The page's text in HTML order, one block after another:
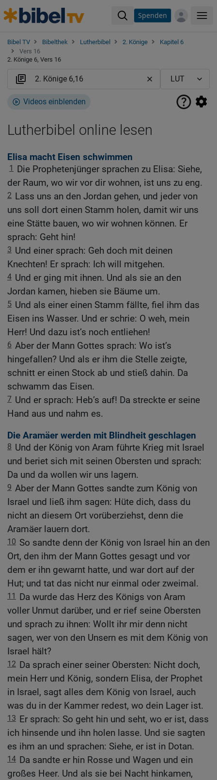
Spenden
Bibel TV Bibelthek Lutherbibel 2. Könige
Kapitel 6
Vers 16
2. Könige 6, Vers 16
Videos einblenden
Lutherbibel online lesen
Elisa macht Eisen schwimmen
1
Die Prophetenjünger sprachen zu Elisa: Siehe,
der Raum, wo wir vor dir wohnen, ist uns zu eng.
2 Lass uns an den Jordan gehen, und jeder von
uns soll dort einen Stamm holen, damit wir uns
eine Stätte bauen, wo wir wohnen können. Er
sprach: Geht hin!
3 Und einer sprach: Geh doch mit deinen
Knechten! Er sprach: Ich will mitgehen.
4 Und er ging mit ihnen. Und als sie an den
Jordan kamen, hieben sie Bäume um.
5 Und als einer einen Stamm fällte, fiel ihm das
Eisen ins Wasser. Und er schrie: O weh, mein
Herr! Und dazu ist’s noch entliehen!
6 Aber der Mann Gottes sprach: Wo ist’s
hingefallen? Und als er ihm die Stelle zeigte,
schnitt er einen Stock ab und stieß dahin. Da
schwamm das Eisen.
7 Und er sprach: Heb’s auf! Da streckte er seine
Hand aus und nahm es.
Die Aramäer werden mit Blindheit geschlagen
8 Und der König von Aram führte Krieg mit Israel
und beriet sich mit seinen Obersten und sprach:
Da und da wollen wir uns lagern.
9 Aber der Mann Gottes sandte zum König von
Israel und ließ ihm sagen: Hüte dich, dass du
nicht an diesem Ort vorüberziehst, denn die
Aramäer lauern dort.
10 So sandte denn der König von Israel hin an den
Ort, den ihm der Mann Gottes gesagt und vor
dem er ihn gewarnt hatte, und war dort auf der
Hut; und tat das nicht nur einmal oder zweimal.
11
Da wurde das Herz des Königs von Aram
voller Unmut darüber, und er rief seine Obersten
und sprach zu ihnen: Wollt ihr mir denn nicht
sagen, wer von den Unsern es mit dem König von
Israel hält?
12 Da sprach einer seiner Obersten: Nicht doch,
mein Herr und König, sondern Elisa, der Prophet
in Israel, sagt alles dem König von Israel, auch
was du in der Kammer redest, wo dein Lager ist.
13 Er sprach: So geht hin und seht, wo er ist, dass
ich hinsende und ihn holen lasse. Und sie sagten
es ihm an und sprachen: Siehe, er ist in Dotan.
14 Da sandte er hin Rosse und Wagen und ein
großes Heer. Und als sie bei Nacht hinkamen,